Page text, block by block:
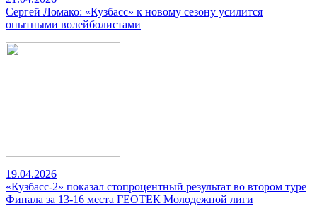
Сергей Ломако: «Кузбасс» к новому сезону усилится
опытными волейболистами
19.04.2026
«Кузбасс-2» показал стопроцентный результат во втором туре
Финала за 13-16 места ГЕОТЕК Молодежной лиги